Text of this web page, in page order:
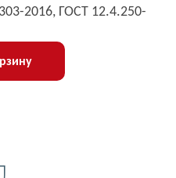
2016, ГОСТ 12.4.250-